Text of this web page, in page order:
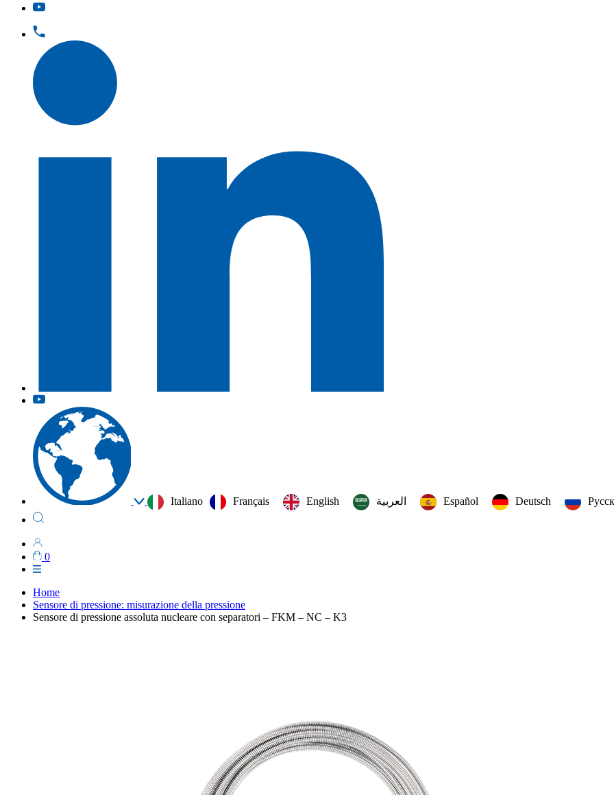
Italiano Français English العربية‏ Español Deutsch
0
Home
Sensore di pressione: misurazione della pressione
Sensore di pressione assoluta nucleare con separatori – FKM – NC – K3